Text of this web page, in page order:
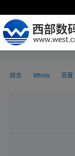
综合 Whois 百度